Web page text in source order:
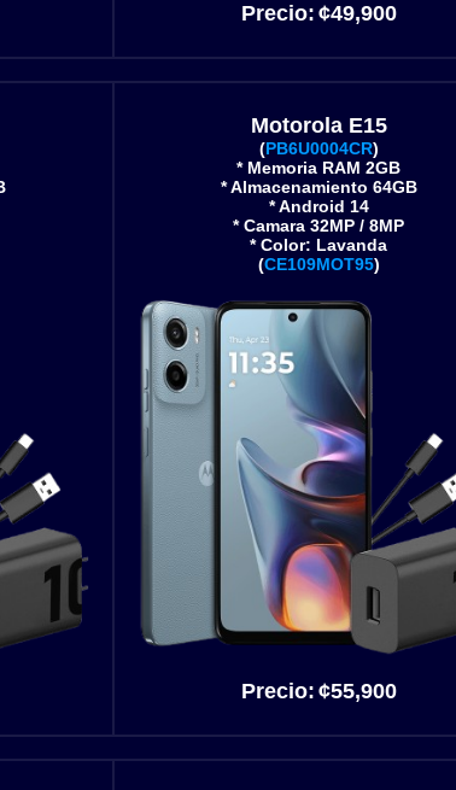
Precio: ¢49,900
Motorola E15
(PB6U0004CR)
* Memoria RAM 2GB
* Almacenamiento 64GB
* Android 14
* Camara 32MP / 8MP
* Color: Lavanda
(CE109MOT95)
Precio: ¢55,900